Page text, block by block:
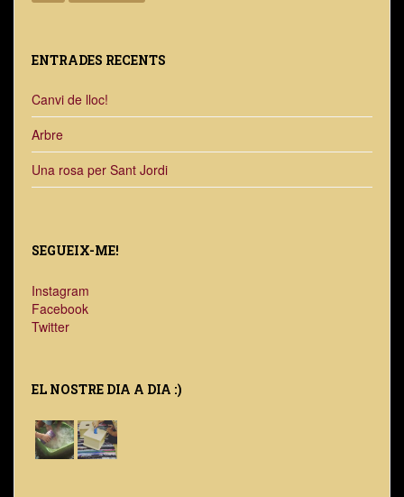
ENTRADES RECENTS
Canvi de lloc!
Arbre
Una rosa per Sant Jordi
SEGUEIX-ME!
Instagram
Facebook
Twitter
EL NOSTRE DIA A DIA :)